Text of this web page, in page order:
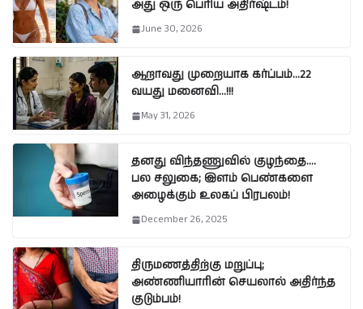
அது ஒரு பெரிய அதிர்ஷ்டம்!
June 30, 2026
ஆறாவது முறையாக கர்ப்பம்…22
வயது மனைவி…!!!
May 31, 2026
தனது விந்தணுவில் குழந்தை….
பல சலுகை; இளம் பெண்களை
அழைக்கும் உலகப் பிரபலம்!
December 26, 2025
திருமணத்திற்கு மறுப்பு;
அண்ணியாரின் செயலால் அதிர்ந்த
குடும்பம்!